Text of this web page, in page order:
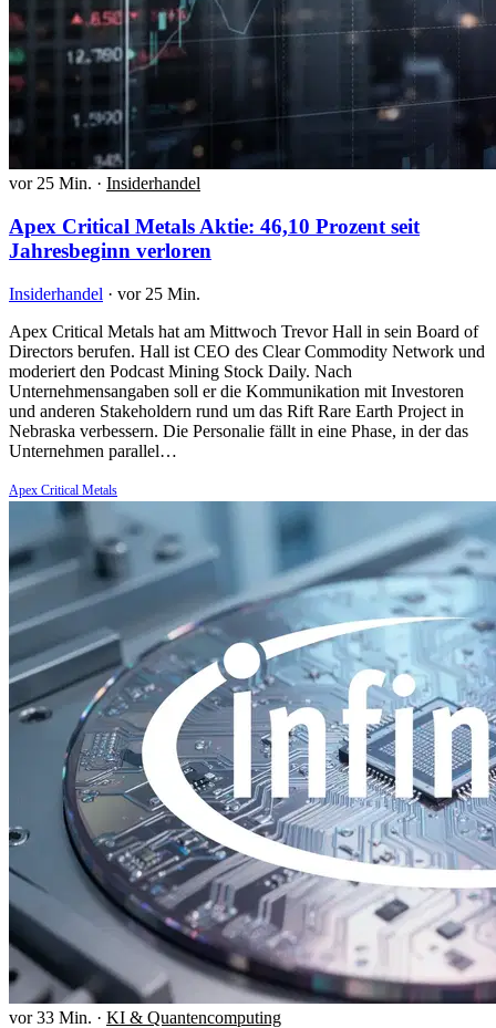
vor 25 Min. · Insiderhandel
Apex Critical Metals Aktie: 46,10 Prozent seit
Jahresbeginn verloren
Insiderhandel · vor 25 Min.
Apex Critical Metals hat am Mittwoch Trevor Hall in sein Board of
Directors berufen. Hall ist CEO des Clear Commodity Network und
moderiert den Podcast Mining Stock Daily. Nach
Unternehmensangaben soll er die Kommunikation mit Investoren
und anderen Stakeholdern rund um das Rift Rare Earth Project in
Nebraska verbessern. Die Personalie fällt in eine Phase, in der das
Unternehmen parallel…
Apex Critical Metals
vor 33 Min. · KI & Quantencomputing